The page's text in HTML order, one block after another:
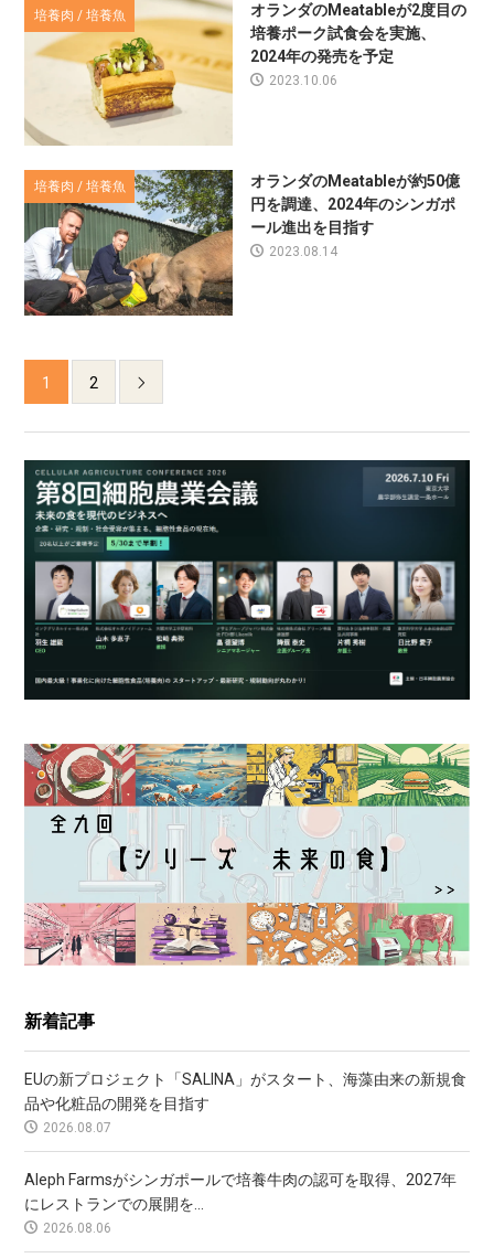
培養肉 / 培養魚
オランダのMeatableが2度目の
培養ポーク試食会を実施、
2024年の発売を予定
2023.10.06
培養肉 / 培養魚
オランダのMeatableが約50億
円を調達、2024年のシンガポ
ール進出を目指す
2023.08.14
1 2 
新着記事
EUの新プロジェクト「SALINA」がスタート、海藻由来の新規食
品や化粧品の開発を目指す
2026.08.07
Aleph Farmsがシンガポールで培養牛肉の認可を取得、2027年
にレストランでの展開を...
2026.08.06